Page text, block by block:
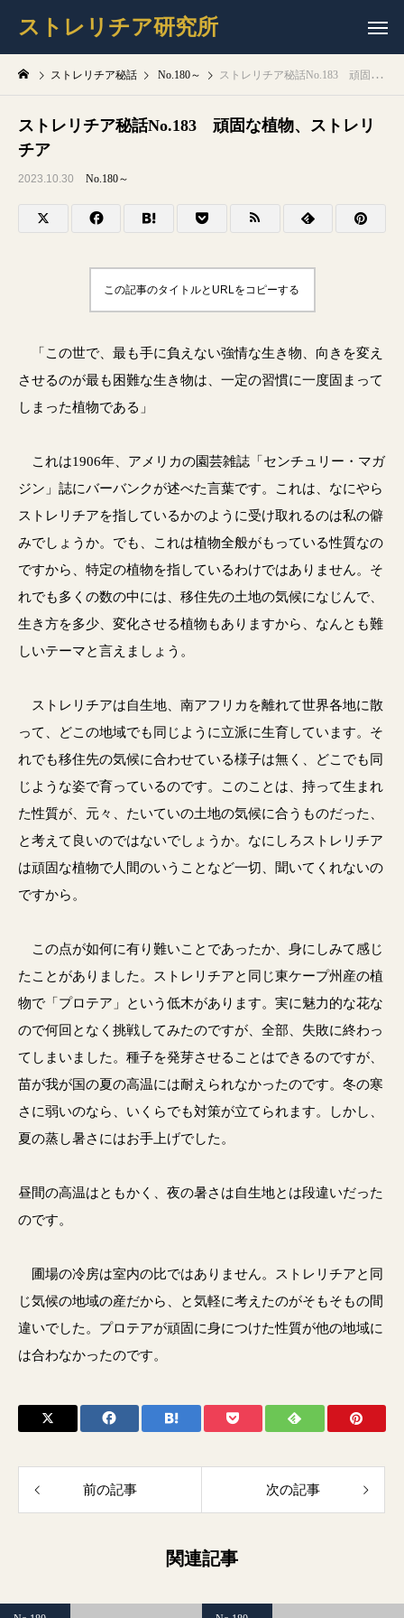
ストレリチア研究所
ストレリチア秘話 No.180～ ストレリチア秘話No.183 頑固な植物、ストレリチア
ストレリチア秘話No.183 頑固な植物、ストレリ
チア
2023.10.30 No.180～
この記事のタイトルとURLをコピーする
「この世で、最も手に負えない強情な生き物、向きを変え
させるのが最も困難な生き物は、一定の習慣に一度固まって
しまった植物である」
これは1906年、アメリカの園芸雑誌「センチュリー・マガ
ジン」誌にバーバンクが述べた言葉です。これは、なにやら
ストレリチアを指しているかのように受け取れるのは私の僻
みでしょうか。でも、これは植物全般がもっている性質なの
ですから、特定の植物を指しているわけではありません。そ
れでも多くの数の中には、移住先の土地の気候になじんで、
生き方を多少、変化させる植物もありますから、なんとも難
しいテーマと言えましょう。
ストレリチアは自生地、南アフリカを離れて世界各地に散
って、どこの地域でも同じように立派に生育しています。そ
れでも移住先の気候に合わせている様子は無く、どこでも同
じような姿で育っているのです。このことは、持って生まれ
た性質が、元々、たいていの土地の気候に合うものだった、
と考えて良いのではないでしょうか。なにしろストレリチア
は頑固な植物で人間のいうことなど一切、聞いてくれないの
ですから。
この点が如何に有り難いことであったか、身にしみて感じ
たことがありました。ストレリチアと同じ東ケープ州産の植
物で「プロテア」という低木があります。実に魅力的な花な
ので何回となく挑戦してみたのですが、全部、失敗に終わっ
てしまいました。種子を発芽させることはできるのですが、
苗が我が国の夏の高温には耐えられなかったのです。冬の寒
さに弱いのなら、いくらでも対策が立てられます。しかし、
夏の蒸し暑さにはお手上げでした。
昼間の高温はともかく、夜の暑さは自生地とは段違いだった
のです。
圃場の冷房は室内の比ではありません。ストレリチアと同
じ気候の地域の産だから、と気軽に考えたのがそもそもの間
違いでした。プロテアが頑固に身につけた性質が他の地域に
は合わなかったのです。
前の記事 次の記事
関連記事